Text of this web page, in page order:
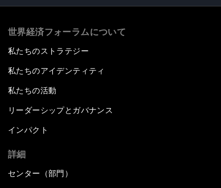
世界経済フォーラムについて
私たちのストラテジー
私たちのアイデンティティ
私たちの活動
リーダーシップとガバナンス
インパクト
詳細
センター（部門）